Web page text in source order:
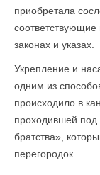
приобретала
законах и указах.
Укрепление и
одним из
происходило в
проходившей под
братства»,
перегородок.